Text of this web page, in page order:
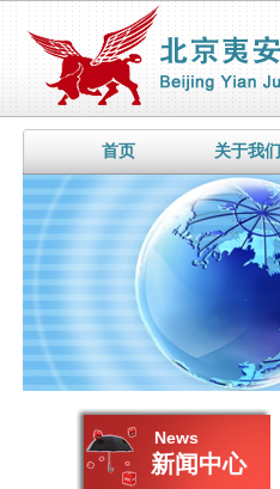
首页 关于我们
News
新闻中心